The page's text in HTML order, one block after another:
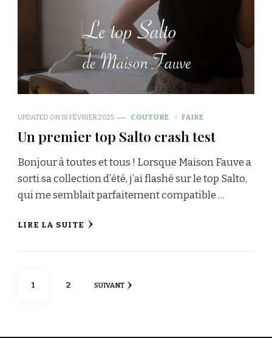
UPDATED ON18 FÉVRIER 2025 COUTURE FAIRE
Un premier top Salto crash test
Bonjour à toutes et tous ! Lorsque Maison Fauve a
sorti sa collection d’été, j’ai flashé sur le top Salto,
qui me semblait parfaitement compatible …
LIRE LA SUITE
Pagination
PAGE
1 PAGE
2 SUIVANT